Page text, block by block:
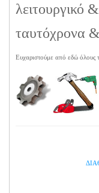
λειτουργικό
ταυτόχρονα
Ευχαριστούμε από εδώ όλους